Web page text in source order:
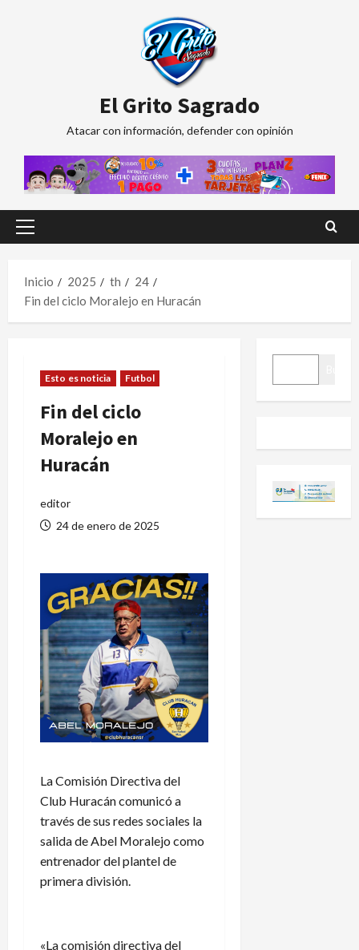
El Grito Sagrado
Atacar con información, defender con opinión
Menú
Inicio
2025 th
24
Fin del ciclo Moralejo en Huracán
Esto es noticia Futbol
Fin del ciclo
Moralejo en
Huracán
editor
24 de enero de 2025
La Comisión Directiva del
Club Huracán comunicó a
través de sus redes sociales la
salida de Abel Moralejo como
entrenador del plantel de
primera división.
«La comisión directiva del